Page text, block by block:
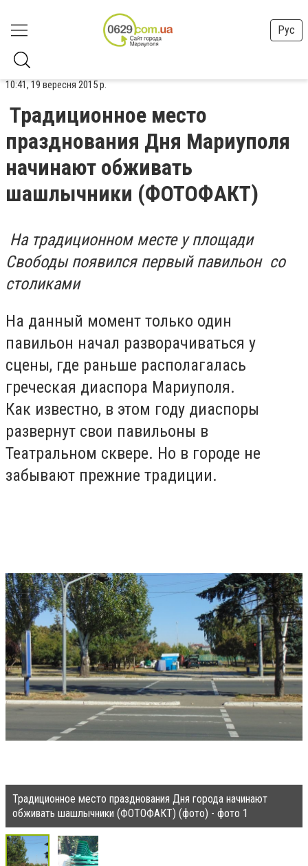
Рус
10:41, 19 вересня 2015 р.
Традиционное место
празднования Дня Мариуполя
начинают обживать
шашлычники (ФОТОФАКТ)
На традиционном месте у площади
Свободы появился первый павильон со
столиками
На данный момент только один
павильон начал разворачиваться у
сцены, где раньше располагалась
греческая диаспора Мариуполя.
Как известно, в этом году диаспоры
развернут свои павильоны в
Театральном сквере. Но в городе не
забывают прежние традиции.
Традиционное место празднования Дня города начинают
обживать шашлычники (ФОТОФАКТ) (фото) - фото 1